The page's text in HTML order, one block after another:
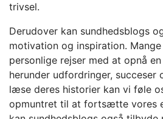
trivsel.
Derudover kan sundhedsblogs
motivation og inspiration.
personlige rejser med at opnå
herunder udfordringer, succeser
læse deres historier kan vi føle
opmuntret til at fortsætte vores